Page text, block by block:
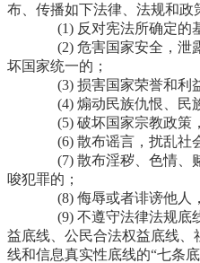
布、传播如下法律、法规和政
(1) 反对宪法所确定的
(2) 危害国家安全，泄
坏国家统一的；
(3) 损害国家荣誉和利
(4) 煽动民族仇恨、民
(5) 破坏国家宗教政策
(6) 散布谣言，扰乱社
(7) 散布淫秽、色情、
唆犯罪的；
(8) 侮辱或者诽谤他人
(9) 不遵守法律法规底
益底线、公民合法权益底线
线和信息真实性底线的“七条底